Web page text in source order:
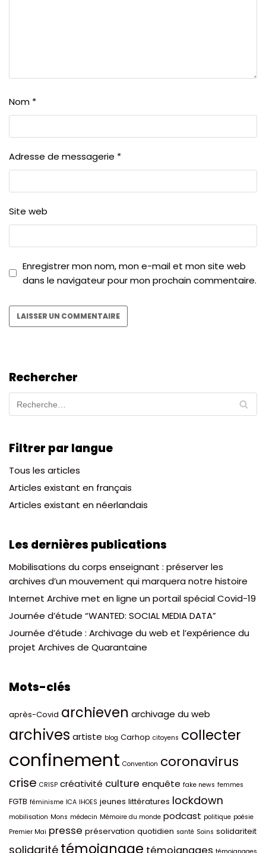
Nom *
Adresse de messagerie *
Site web
Enregistrer mon nom, mon e-mail et mon site web
dans le navigateur pour mon prochain commentaire.
Rechercher
Filtrer par langue
Tous les articles
Articles existant en français
Articles existant en néerlandais
Les dernières publications
Mobilisations du corps enseignant : préserver les
archives d’un mouvement qui marquera notre histoire
Internet Archive met en ligne un portail spécial Covid-19
Journée d’étude “WANTED: SOCIAL MEDIA DATA”
Journée d’étude : Archivage du web et l’expérience du
projet Archives de Quarantaine
Mots-clés
après-Covid archieven archivage du web
archives artiste blog Carhop citoyens collecter
confinement Convention coronavirus
crise CRISP créativité culture enquête fake news femmes
FGTB féminisme ICA IHOES jeunes littératures lockdown
mobilisation Mons médecin Mémoire du monde podcast politique poésie
Premier Mai presse préservation quotidien santé Soins solidariteit
solidarité témoignage